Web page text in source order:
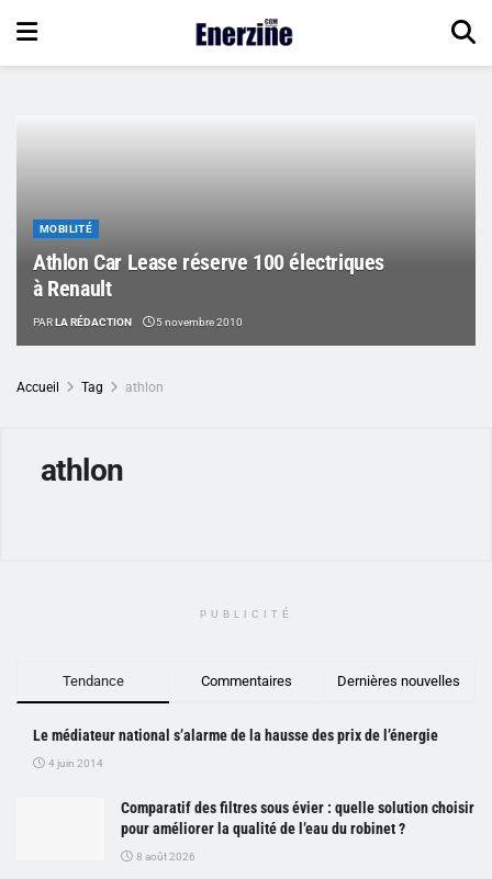
MOBILITÉ
Athlon Car Lease réserve 100 électriques
à Renault
PARLA RÉDACTION 5 novembre 2010
Accueil Tag athlon
athlon
PUBLICITÉ
Tendance Commentaires Dernières nouvelles
Le médiateur national s’alarme de la hausse des prix de l’énergie
4 juin 2014
Comparatif des filtres sous évier : quelle solution choisir
pour améliorer la qualité de l’eau du robinet ?
8 août 2026